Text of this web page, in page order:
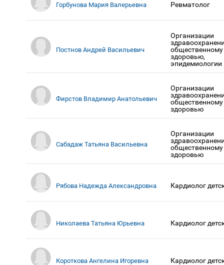
Горбунова Мария Валерьевна Ревматолог
Постнов Андрей Васильевич
Организации
общественному
здоровью,
эпидемиологии
Фирстов Владимир Анатольевич
Организации
общественному
здоровью
Сабадаж Татьяна Васильевна
Организации
общественному
здоровью
Рябова Надежда Александровна Кардиолог
Николаева Татьяна Юрьевна Кардиолог
Короткова Ангелина Игоревна Кардиолог